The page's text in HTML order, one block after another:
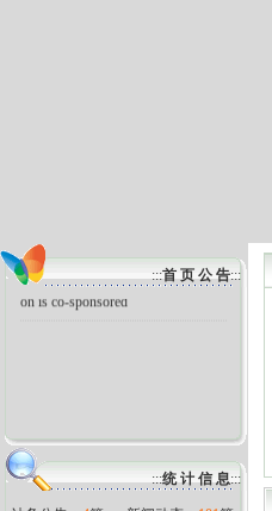
:::首 页 公 告:::
The “peace and love” arts exhibiti
on is co-sponsored
:::统 计 信 息:::